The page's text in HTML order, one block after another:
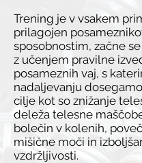
Trening je v vsakem
prilagojen
sposobnostim, začne
z učenjem pravilne
posameznih vaj, s
nadaljevanju
cilje kot so znižanje
deleža telesne
bolečin v kolenih,
mišične moči in
vzdržljivosti.